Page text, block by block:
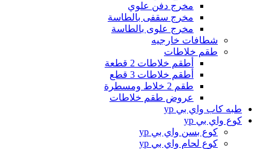
مخرج دفن علوي
مخرج سقفى بالطاسة
مخرج علوى بالطاسة
شطافات خارجيه
طقم خلاطات
أطقم خلاطات 2 قطعة
أطقم خلاطات 3 قطع
طقم 2 خلاط ومسطرة
عروض طقم خلاطات
طبه كاب واي بي yp
كوع واي بي yp
كوع بسن واي بي yp
كوع لحام واي بي yp